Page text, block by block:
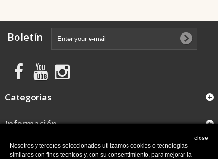
Boletín
Categorías
Información
close
Nosotros y terceros seleccionados utilizamos cookies o tecnologias
similares con fines tecnicos y, con su consentimiento, para mejorar la